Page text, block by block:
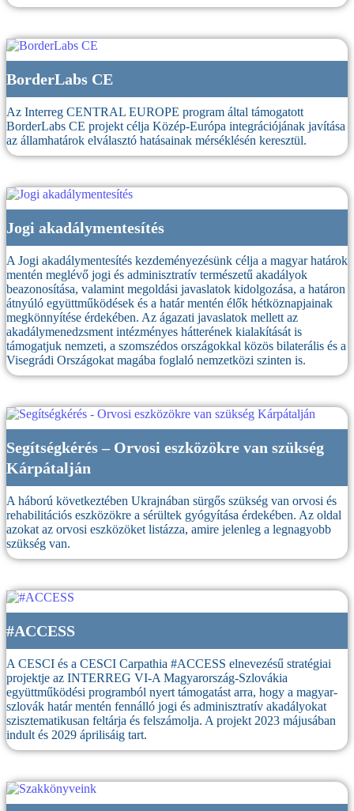
BorderLabs CE
Az Interreg CENTRAL EUROPE program által támogatott
BorderLabs CE projekt célja Közép-Európa integrációjának javítása
az államhatárok elválasztó hatásainak mérséklésén keresztül.
Jogi akadálymentesítés
A Jogi akadálymentesítés kezdeményezésünk célja a magyar határok
mentén meglévő jogi és adminisztratív természetű akadályok
beazonosítása, valamint megoldási javaslatok kidolgozása, a határon
átnyúló együttműködések és a határ mentén élők hétköznapjainak
megkönnyítése érdekében. Az ágazati javaslatok mellett az
akadálymenedzsment intézményes hátterének kialakítását is
támogatjuk nemzeti, a szomszédos országokkal közös bilaterális és a
Visegrádi Országokat magába foglaló nemzetközi szinten is.
Segítségkérés – Orvosi eszközökre van szükség
Kárpátalján
A háború következtében Ukrajnában sürgős szükség van orvosi és
rehabilitációs eszközökre a sérültek gyógyítása érdekében. Az oldal
azokat az orvosi eszközöket listázza, amire jelenleg a legnagyobb
szükség van.
#ACCESS
A CESCI és a CESCI Carpathia #ACCESS elnevezésű stratégiai
projektje az INTERREG VI-A Magyarország-Szlovákia
együttműködési programból nyert támogatást arra, hogy a magyar-
szlovák határ mentén fennálló jogi és adminisztratív akadályokat
szisztematikusan feltárja és felszámolja. A projekt 2023 májusában
indult és 2029 áprilisáig tart.